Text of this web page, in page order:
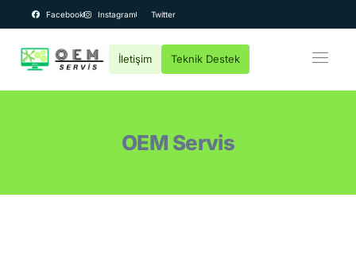
Facebook Instagram Twitter
OEM Bilgisayar
İletişim Teknik Destek
OEM Servis